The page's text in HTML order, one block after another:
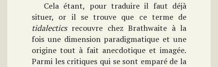
Cela étant, pour traduire il faut déjà
situer, or il se trouve que ce terme de
tidalecticsrecouvre chez Brathwaite à la
fois une dimension paradigmatique et une
origine tout à fait anecdotique et imagée.
Parmi les critiques qui se sont emparé de la